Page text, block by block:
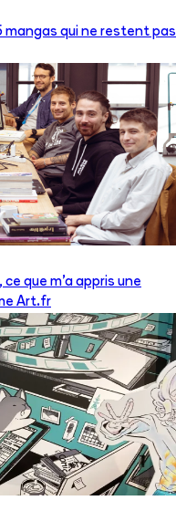
mangas qui ne restent pas
que m’a appris une
Art.fr